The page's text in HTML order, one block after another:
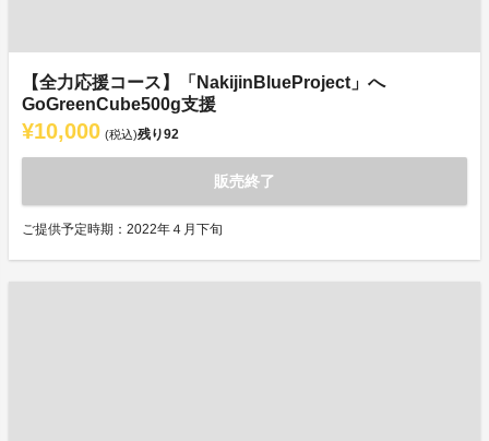
【全力応援コース】「NakijinBlueProject」へ
GoGreenCube500g支援
¥10,000 (税込)残り92
販売終了
ご提供予定時期：2022年４月下旬